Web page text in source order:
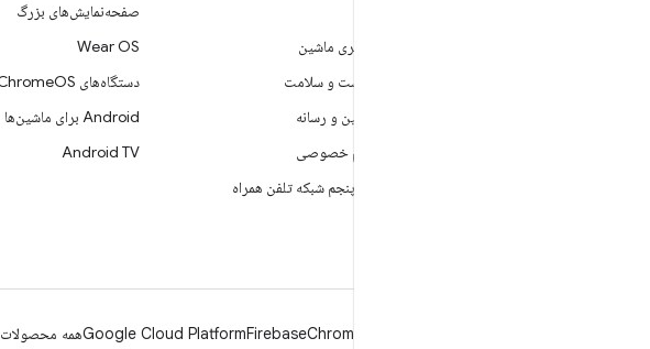
یادگیری ماشین
بهداشت و سلامت
دوربین و رسانه
حریم خصوصی
نسل پنجم شبکه تلفن همراه
صفحه‌نمایش‌های بزرگ
Wear OS
دستگاه‌های ChromeOS
Android برای ماشین‌ها
Android TV
Chrome
Firebase
Google Cloud Platformهمه محصولات